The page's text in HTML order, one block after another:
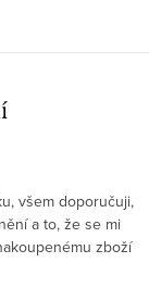
všem doporučuji,
a to, že se mi
zboží